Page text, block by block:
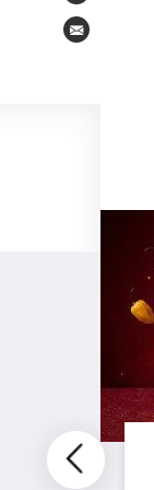
Email